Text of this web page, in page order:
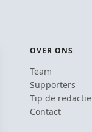
OVER ONS
Team
Supporters
Tip de redactie
Contact